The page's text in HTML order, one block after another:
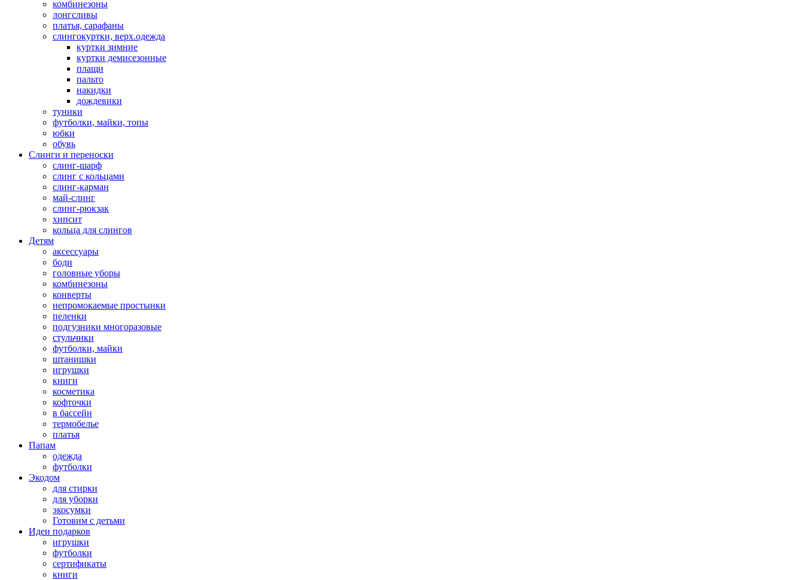
комбинезоны
лонгсливы
платья, сарафаны
слингокуртки, верх.одежда
куртки зимние
куртки демисезонные
плащи
пальто
накидки
дождевики
туники
футболки, майки, топы
юбки
обувь
Слинги и переноски
слинг-шарф
слинг с кольцами
слинг-карман
май-слинг
слинг-рюкзак
хипсит
кольца для слингов
Детям
аксессуары
боди
головные уборы
комбинезоны
конверты
непромокаемые простынки
пеленки
подгузники многоразовые
стульчики
футболки, майки
штанишки
игрушки
книги
косметика
кофточки
в бассейн
термобелье
платья
Папам
одежда
футболки
Экодом
для стирки
для уборки
экосумки
Готовим с детьми
Идеи подарков
игрушки
футболки
сертификаты
книги